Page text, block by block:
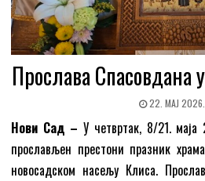
Прослава Спасовдана
22. МАЈ 2026.
Нови Сад – У четвртак, 8/21. маја
прослављен престони празник
новосадском насељу Клиса.